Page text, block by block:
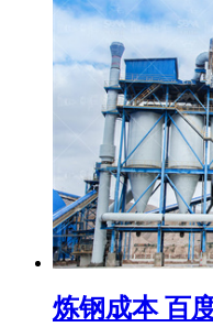
炼钢成本 百